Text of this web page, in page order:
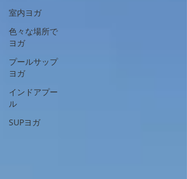
室内ヨガ
色々な場所で
ヨガ
プールサップ
ヨガ
インドアプー
ル
SUPヨガ